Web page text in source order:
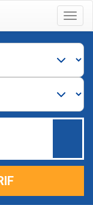
Menu